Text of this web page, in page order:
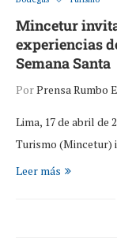
Mincetur
experiencias
Semana Santa
PorPrensa Rumbo
Lima, 17 de abril de
Turismo (Mincetur)
Leer más